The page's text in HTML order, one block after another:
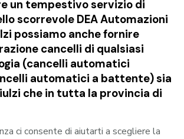
un tempestivo servizio di
scorrevole DEA Automazioni
possiamo anche fornire
cancelli di qualsiasi
(cancelli automatici
automatici a battente) sia
che in tutta la provincia di
ci consente di aiutarti a scegliere la